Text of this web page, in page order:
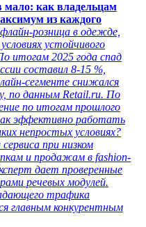
мало: как владельцам
из каждого
розница в одежде,
устойчивого
итогам 2025 года спад
составил 8-15 %,
сегменте снижался
по данным Retail.ru. По
по итогам прошлого
эффективно работать
непростых условиях?
при низком
и продажам в fashion-
дает проверенные
речевых модулей.
трафика
главным конкурентным